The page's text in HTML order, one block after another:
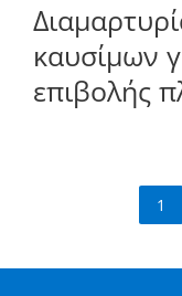
καυσίμων
επιβολής
1